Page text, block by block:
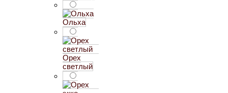
Ольха
Орех
светлый